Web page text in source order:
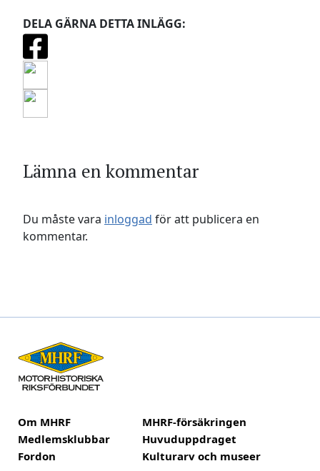
DELA GÄRNA DETTA INLÄGG:
Lämna en kommentar
Du måste vara inloggad för att publicera en
kommentar.
Om MHRF
MHRF-försäkringen
Medlemsklubbar
Huvuduppdraget
Fordon
Kulturarv och museer